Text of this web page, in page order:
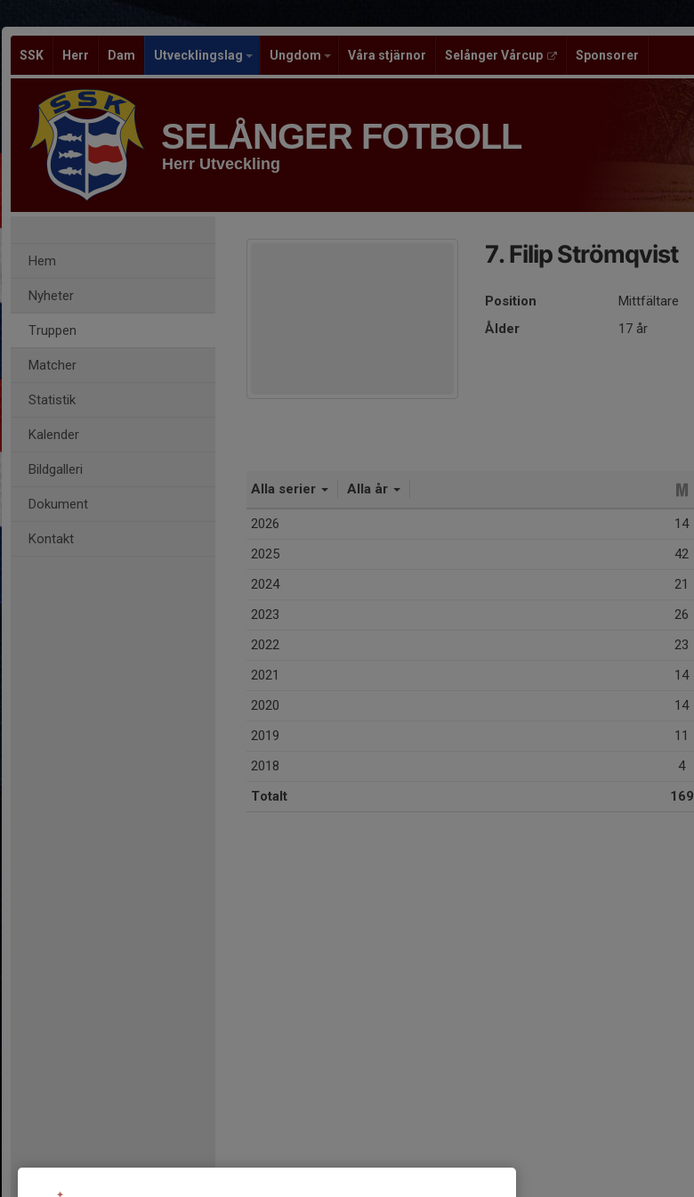
SSK Herr Dam Utvecklingslag Ungdom Våra stjärnor Selånger Vårcup Sponsorer
SELÅNGER FOTBOLL
Herr Utveckling
Hem
Nyheter
Truppen
Matcher
Statistik
Kalender
Bildgalleri
Dokument
Kontakt
7. Filip Strömqvist
Position
Mittfältare
Ålder
17 år
Alla serier Alla år
2026 14
2025
42
2024
21
2023
26
2022
23
2021
14
2020
14
2019
11
2018
4
Totalt
169